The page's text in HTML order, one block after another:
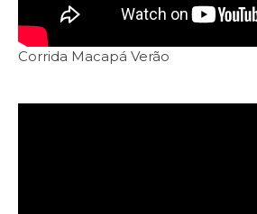
Corrida Macapá Verão